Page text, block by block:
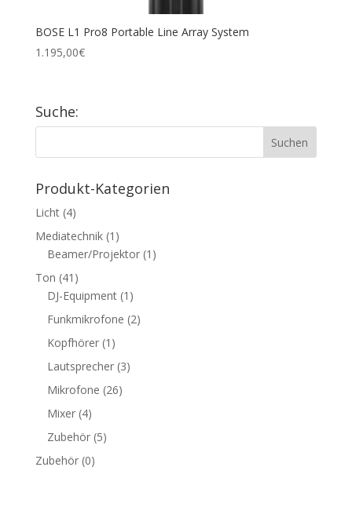
BOSE L1 Pro8 Por­ta­ble Line Array System
1.195,00€
Suche:
Pro­dukt-Kate­go­rien
Licht (4)
Mediatechnik (1)
Beamer/Projektor (1)
Ton (41)
DJ-Equipment (1)
Funkmikrofone (2)
Kopfhörer (1)
Lautsprecher (3)
Mikrofone (26)
Mixer (4)
Zubehör (5)
Zubehör (0)